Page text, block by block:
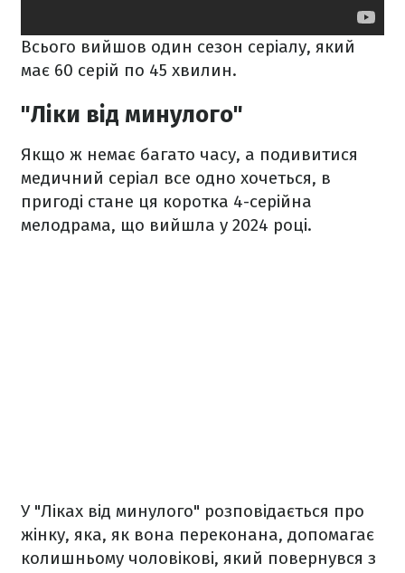
Всього вийшов один сезон серіалу, який
має 60 серій по 45 хвилин.
"Ліки від минулого"
Якщо ж немає багато часу, а подивитися
медичний серіал все одно хочеться, в
пригоді стане ця коротка 4-серійна
мелодрама, що вийшла у 2024 році.
У "Ліках від минулого" розповідається про
жінку, яка, як вона переконана, допомагає
колишньому чоловікові, який повернувся з